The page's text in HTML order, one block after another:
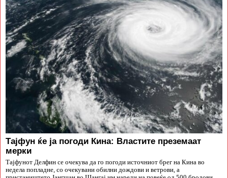
Тајфун ќе ја погоди Кина: Властите преземаат
мерки
Тајфунот Делфин се очекува да го погоди источниот брег на Кина во
недела попладне, со очекувани обилни дождови и ветрови, а